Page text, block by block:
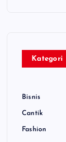
Kategori
Bisnis
Cantik
Fashion